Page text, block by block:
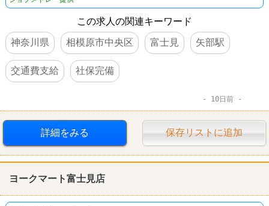
この求人の関連キーワード
神奈川県
相模原市中央区 富士見 矢部駅
交通費支給 社保完備
10日前
詳細をみる 保存リストに追加
ヨークマート富士見店